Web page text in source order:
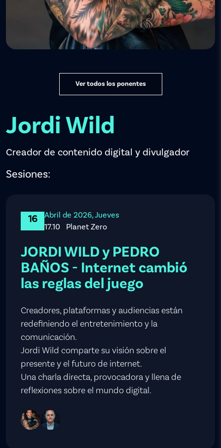
Ver todos los ponentes
Jordi Wild
Creador de contenido digital y divulgador
Sesiones:
16
Abril de 2026, Jueves
17.10
Planet Zero
JORDI WILD y PEDRO
BAÑOS - Internet cambió
las reglas del juego
Creadores, plataformas y audiencias están
redefiniendo el entretenimiento y la
comunicación.
Jordi Wild comparte su visión sobre el
presente y el futuro de internet.
Una charla directa, provocadora y llena de
reflexiones sobre el mundo digital.